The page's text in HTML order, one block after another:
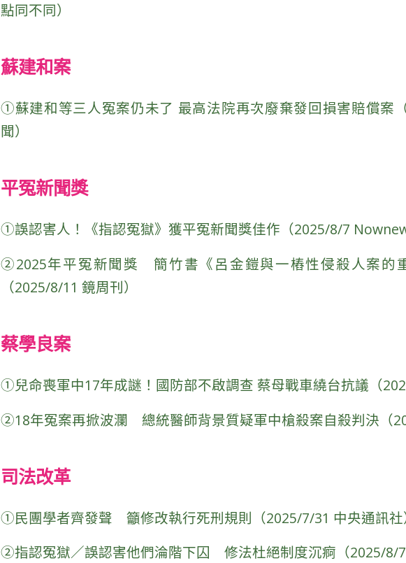
點同不同）
蘇建和案
①蘇建和等三人冤案仍未了 最高法院再次廢棄發回損害賠償案
聞）
平冤新聞獎
①誤認害人！《指認冤獄》獲平冤新聞獎佳作（2025/8/7
②2025年平冤新聞獎 簡竹書《呂金鎧與一樁性侵殺人案的
（2025/8/11 鏡周刊）
蔡學良案
①兒命喪軍中17年成謎！國防部不啟調查 蔡母戰車繞台抗議（
②18年冤案再掀波瀾 總統醫師背景質疑軍中槍殺案自殺判決（
司法改革
①民團學者齊發聲 籲修改執行死刑規則（2025/7/31 中央通訊社
②指認冤獄／誤認害他們淪階下囚 修法杜絕制度沉痾（2025/8/7